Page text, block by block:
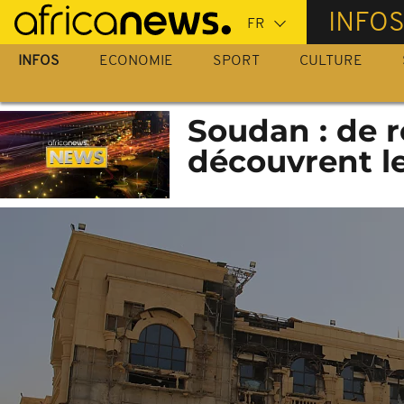
Passer
au
contenu
INFOS
INFOS ECONOMIE SPORT CULTURE
Soudan : de
découvrent